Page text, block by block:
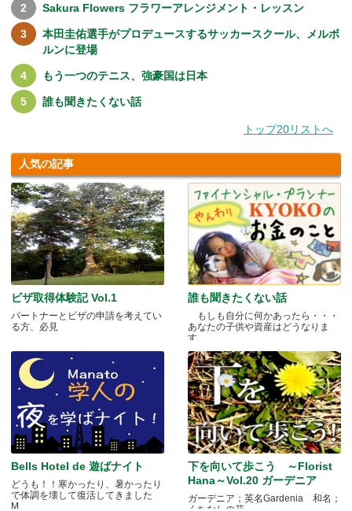
Sakura Flowers フラワーアレンジメント・レッスン
本田圭佑選手がプロデュースするサッカースクール、メルボ
ルンに登場
もう一つのテニス、強豪国は日本
誰も聞きたくない話
トップ20リストへ
人気の記事
ビザ取得体験記 Vol.1
パートナーとビザの申請を考えてい
る方、必見
誰も聞きたくない話
もしも自分に何かあったら・・・
あなたの子供や資産はどうなりま
す.....
Bells Hotel de 遊ばナイト
どうも！！寒かったり、暑かったり
で体調を壊して復活してきました
M.....
下を向いて歩こう ～Florist
Hana～Vol.20 ガーデニア
ガーデニア；英名Gardenia 和名；